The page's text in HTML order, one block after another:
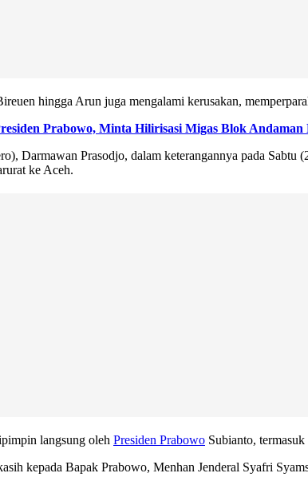
hingga Arun juga mengalami kerusakan,
Prabowo, Minta Hilirisasi Migas Blok
Darmawan Prasodjo, dalam keterangannya pada
ke Aceh.
langsung oleh Presiden Prabowo Subianto,
kepada Bapak Prabowo, Menhan Jenderal Syafri